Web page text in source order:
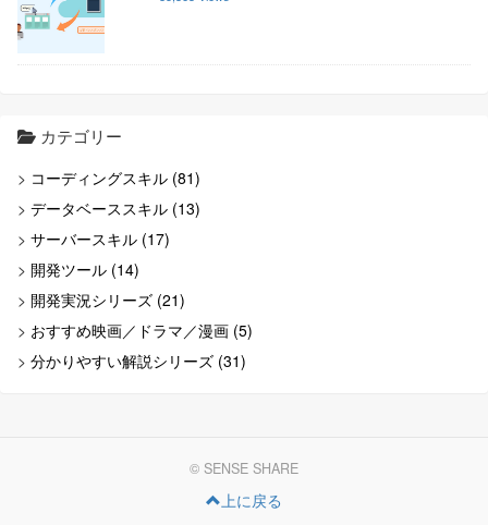
カテゴリー
コーディングスキル (81)
データベーススキル (13)
サーバースキル (17)
開発ツール (14)
開発実況シリーズ (21)
おすすめ映画／ドラマ／漫画 (5)
分かりやすい解説シリーズ (31)
© SENSE SHARE
上に戻る